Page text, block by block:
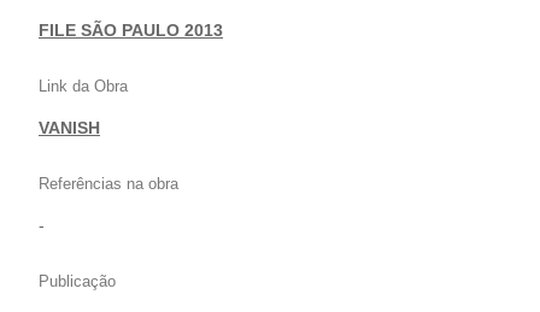
FILE SÃO PAULO 2013
Link da Obra
VANISH
Referências na obra
-
Publicação